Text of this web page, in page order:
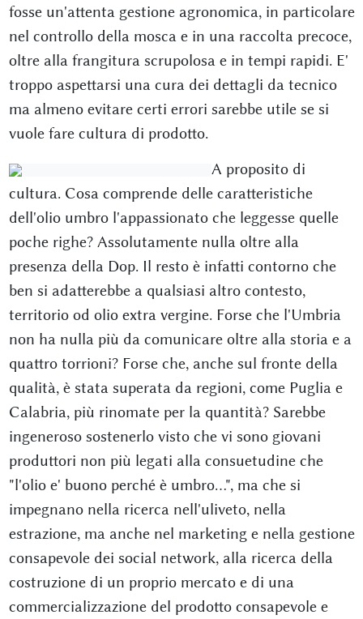
fosse un'attenta gestione agronomica, in particolare
nel controllo della mosca e in una raccolta precoce,
oltre alla frangitura scrupolosa e in tempi rapidi. E'
troppo aspettarsi una cura dei dettagli da tecnico
ma almeno evitare certi errori sarebbe utile se si
vuole fare cultura di prodotto.
A proposito di
cultura. Cosa comprende delle caratteristiche
dell'olio umbro l'appassionato che leggesse quelle
poche righe? Assolutamente nulla oltre alla
presenza della Dop. Il resto è infatti contorno che
ben si adatterebbe a qualsiasi altro contesto,
territorio od olio extra vergine. Forse che l'Umbria
non ha nulla più da comunicare oltre alla storia e a
quattro torrioni? Forse che, anche sul fronte della
qualità, è stata superata da regioni, come Puglia e
Calabria, più rinomate per la quantità? Sarebbe
ingeneroso sostenerlo visto che vi sono giovani
produttori non più legati alla consuetudine che
"l'olio e' buono perché è umbro...", ma che si
impegnano nella ricerca nell'uliveto, nella
estrazione, ma anche nel marketing e nella gestione
consapevole dei social network, alla ricerca della
costruzione di un proprio mercato e di una
commercializzazione del prodotto consapevole e